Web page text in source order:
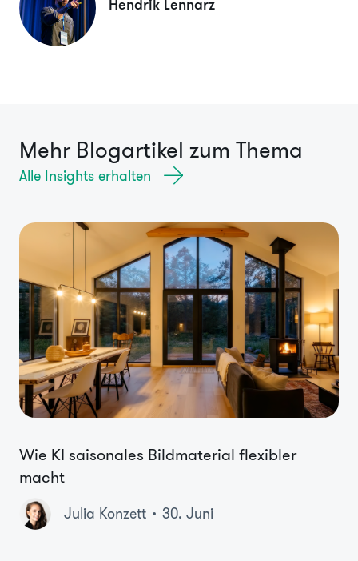
Hendrik Lennarz
Mehr Blogartikel zum Thema
Alle Insights erhalten
Wie KI saisonales Bildmaterial flexibler
macht
Julia Konzett 30. Juni